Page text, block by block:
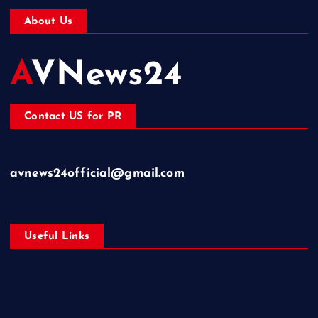
About Us
AVNews24
Contact US for PR
avnews24official@gmail.com
Useful Links